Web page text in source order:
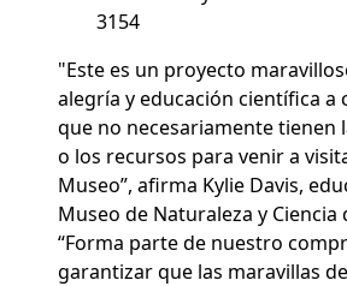
3154
"Este es un proyecto
alegría y educación científica a
que no necesariamente tienen
o los recursos para venir a
Museo”, afirma Kylie Davis,
Museo de Naturaleza y Ciencia
“Forma parte de nuestro
garantizar que las maravillas